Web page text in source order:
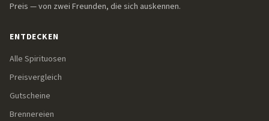
Preis — von zwei Freunden, die sich auskennen.
ENTDECKEN
Alle Spirituosen
Preisvergleich
Gutscheine
Brennereien